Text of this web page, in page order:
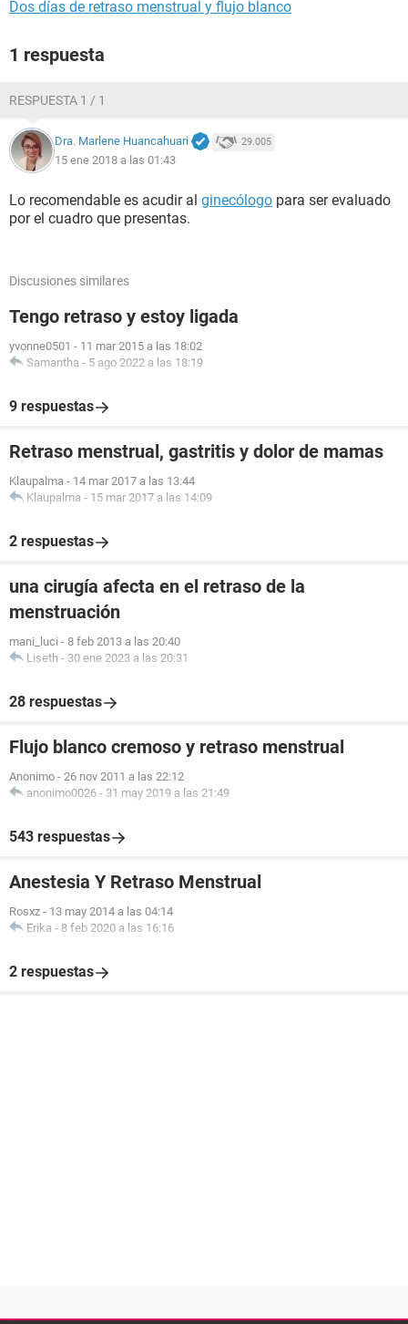
Dos días de retraso menstrual y flujo blanco
1 respuesta
RESPUESTA 1 / 1
Dra. Marlene Huancahuari 29.005
15 ene 2018 a las 01:43
Lo recomendable es acudir al ginecólogo para ser evaluado
por el cuadro que presentas.
Discusiones similares
Tengo retraso y estoy ligada
yvonne0501 - 11 mar 2015 a las 18:02
Samantha - 5 ago 2022 a las 18:19
9 respuestas
Retraso menstrual, gastritis y dolor de mamas
Klaupalma - 14 mar 2017 a las 13:44
Klaupalma - 15 mar 2017 a las 14:09
2 respuestas
una cirugía afecta en el retraso de la
menstruación
mani_luci - 8 feb 2013 a las 20:40
Liseth - 30 ene 2023 a las 20:31
28 respuestas
Flujo blanco cremoso y retraso menstrual
Anonimo - 26 nov 2011 a las 22:12
anonimo0026 - 31 may 2019 a las 21:49
543 respuestas
Anestesia Y Retraso Menstrual
Rosxz - 13 may 2014 a las 04:14
Erika - 8 feb 2020 a las 16:16
2 respuestas